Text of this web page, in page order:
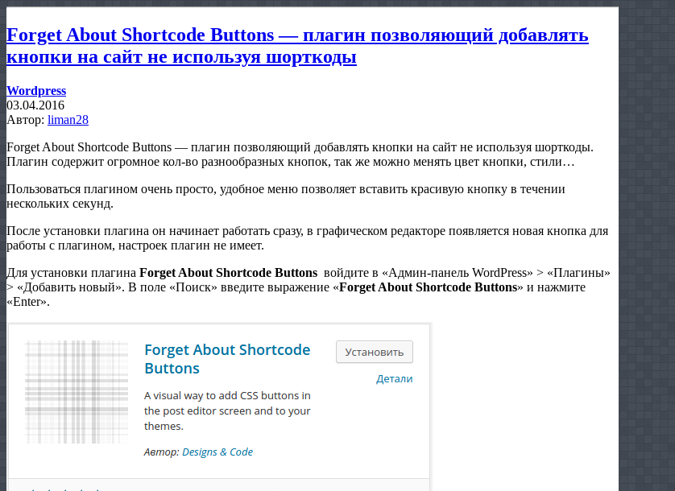
Forget About Shortcode Buttons — плагин позволяющий добавлять
кнопки на сайт не используя шорткоды
Wordpress
03.04.2016
Автор: liman28
Forget About Shortcode Buttons — плагин позволяющий добавлять кнопки на сайт не используя шорткоды.
Плагин содержит огромное кол-во разнообразных кнопок, так же можно менять цвет кнопки, стили…
Пользоваться плагином очень просто, удобное меню позволяет вставить красивую кнопку в течении
нескольких секунд.
После установки плагина он начинает работать сразу, в графическом редакторе появляется новая кнопка для
работы с плагином, настроек плагин не имеет.
Для установки плагина Forget About Shortcode Buttons войдите в «Админ-панель WordPress» > «Плагины»
> «Добавить новый». В поле «Поиск» введите выражение «Forget About Shortcode Buttons» и нажмите
«Enter».